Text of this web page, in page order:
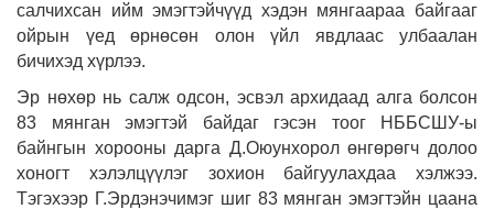
салчихсан ийм эмэгтэйчүүд хэдэн мянгаараа байгааг
ойрын үед өрнөсөн олон үйл явдлаас улбаалан
бичихэд хүрлээ.
Эр нөхөр нь салж одсон, эсвэл архидаад алга болсон
83 мянган эмэгтэй байдаг гэсэн тоог НББСШУ-ы
байнгын хорооны дарга Д.Оюунхорол өнгөрөгч долоо
хоногт хэлэлцүүлэг зохион байгуулахдаа хэлжээ.
Тэгэхээр Г.Эрдэнэчимэг шиг 83 мянган эмэгтэйн цаана